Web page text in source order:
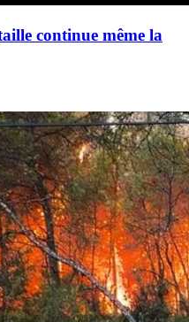
continue même la